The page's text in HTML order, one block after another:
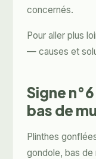
concernés.
Pour aller plus
— causes et
Signe
bas de
Plinthes
gondole, bas